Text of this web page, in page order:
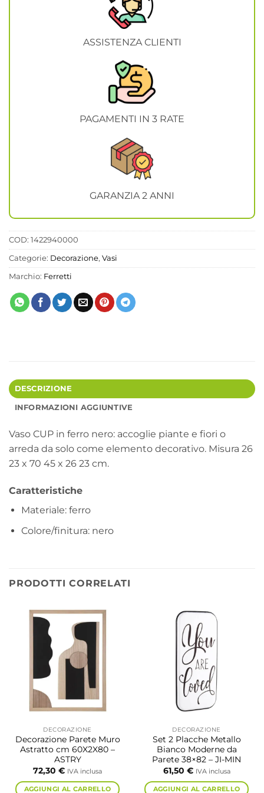
ASSISTENZA CLIENTI
PAGAMENTI IN 3 RATE
GARANZIA 2 ANNI
COD: 1422940000
Categorie: Decorazione, Vasi
Marchio: Ferretti
DESCRIZIONE
INFORMAZIONI AGGIUNTIVE
Vaso CUP in ferro nero: accoglie piante e fiori o
arreda da solo come elemento decorativo. Misura 26
23 x 70 45 x 26 23 cm.
Caratteristiche
Materiale: ferro
Colore/finitura: nero
PRODOTTI CORRELATI
DECORAZIONE
Decorazione Parete Muro
Astratto cm 60X2X80 –
ASTRY
72,30 € IVA inclusa
AGGIUNGI AL CARRELLO
DECORAZIONE
Set 2 Placche Metallo
Bianco Moderne da
Parete 38×82 – JI-MIN
61,50 € IVA inclusa
AGGIUNGI AL CARRELLO